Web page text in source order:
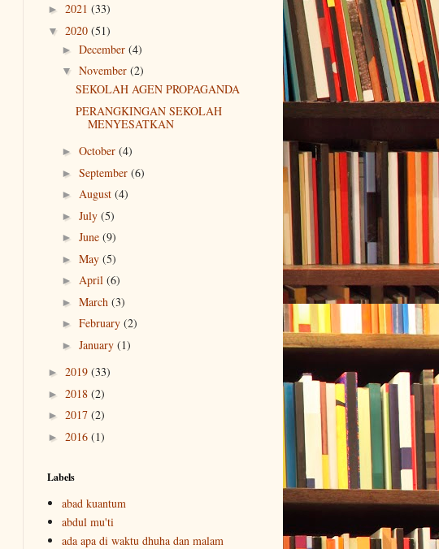
► 2021 (33)
▼ 2020 (51)
► December (4)
▼ November (2)
SEKOLAH AGEN PROPAGANDA
PERANGKINGAN SEKOLAH
MENYESATKAN
► October (4)
► September (6)
► August (4)
► July (5)
► June (9)
► May (5)
► April (6)
► March (3)
► February (2)
► January (1)
► 2019 (33)
► 2018 (2)
► 2017 (2)
► 2016 (1)
Labels
abad kuantum
abdul mu'ti
ada apa di waktu dhuha dan malam